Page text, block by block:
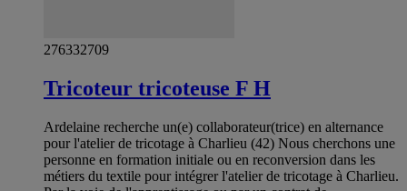
276332709
Tricoteur tricoteuse F H
Ardelaine recherche un(e) collaborateur(trice) en alternance
pour l'atelier de tricotage à Charlieu (42) Nous cherchons une
personne en formation initiale ou en reconversion dans les
métiers du textile pour intégrer l'atelier de tricotage à Charlieu.